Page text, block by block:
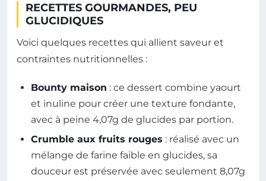
RECETTES GOURMANDES, PEU
GLUCIDIQUES
Voici quelques recettes qui allient saveur et
contraintes nutritionnelles :
Bounty maison : ce dessert combine yaourt
et inuline pour créer une texture fondante,
avec à peine 4,07g de glucides par portion.
Crumble aux fruits rouges : réalisé avec un
mélange de farine faible en glucides, sa
douceur est préservée avec seulement 8,07g